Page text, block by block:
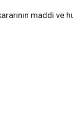
maddi ve